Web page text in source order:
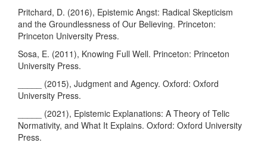
Pritchard, D. (2016), Epistemic Angst: Radical Skepticism
and the Groundlessness of Our Believing. Princeton:
Princeton University Press.
Sosa, E. (2011), Knowing Full Well. Princeton: Princeton
University Press.
_____ (2015), Judgment and Agency. Oxford: Oxford
University Press.
_____ (2021), Epistemic Explanations: A Theory of Telic
Normativity, and What It Explains. Oxford: Oxford University
Press.